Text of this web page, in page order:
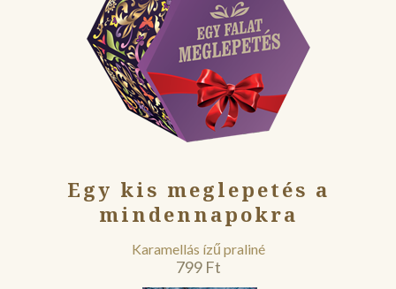
Egy kis meglepetés a
mindennapokra
Karamellás ízű praliné
799 Ft